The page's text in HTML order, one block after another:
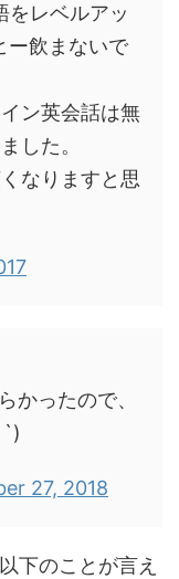
をレベルアッ
ー飲まないで
ン英会話は無
した。
なりますと思
かったので、
`)
27, 2018
下のことが言え